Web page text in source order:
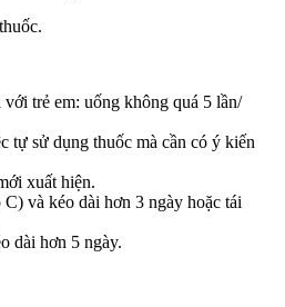
trẻ em: uống không quá 5 lần/
tự sử dụng thuốc mà cần có ý kiến
xuất hiện.
C) và kéo dài hơn 3 ngày hoặc tái
dài hơn 5 ngày.